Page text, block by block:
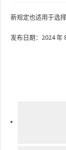
新规定也适用于选
发布日期：2024 年